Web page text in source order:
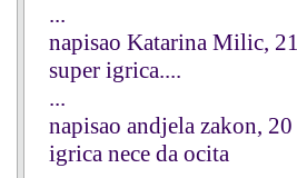
...
napisao Katarina Milic,
super igrica....
...
napisao andjela zakon,
igrica nece da ocita